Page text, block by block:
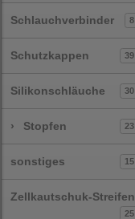
Schlauchverbinder 8
Schutzkappen 39
Silikonschläuche 30
› Stopfen 23
sonstiges 15
Zellkautschuk-Streifen
25